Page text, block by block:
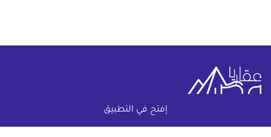
إفتح في التطبيق